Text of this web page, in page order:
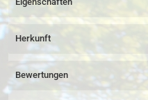
Herkunft
Bewertungen